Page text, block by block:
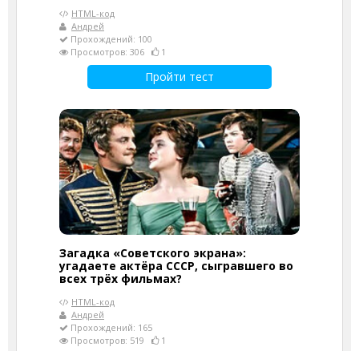
HTML-код
Андрей
Прохождений: 100
Просмотров: 306
1
Пройти тест
Загадка «Советского экрана»:
угадаете актёра СССР, сыгравшего во
всех трёх фильмах?
HTML-код
Андрей
Прохождений: 165
Просмотров: 519
1